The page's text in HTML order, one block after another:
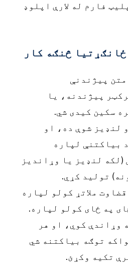
فارم له لارې اپلوډ
څنګه کار
پیژندنې
پیژندنه، یا
لنډیز شوې ده، او
بیاکتنې لپاره
(لکه لنډیز یا وړاندیز
تولید کړي.
ملاتړ کولو لپاره
په ځای کولو لپاره.
وړاندې کوي، او هر
توګه بیاکتنه شي
تکیه وکړئ.